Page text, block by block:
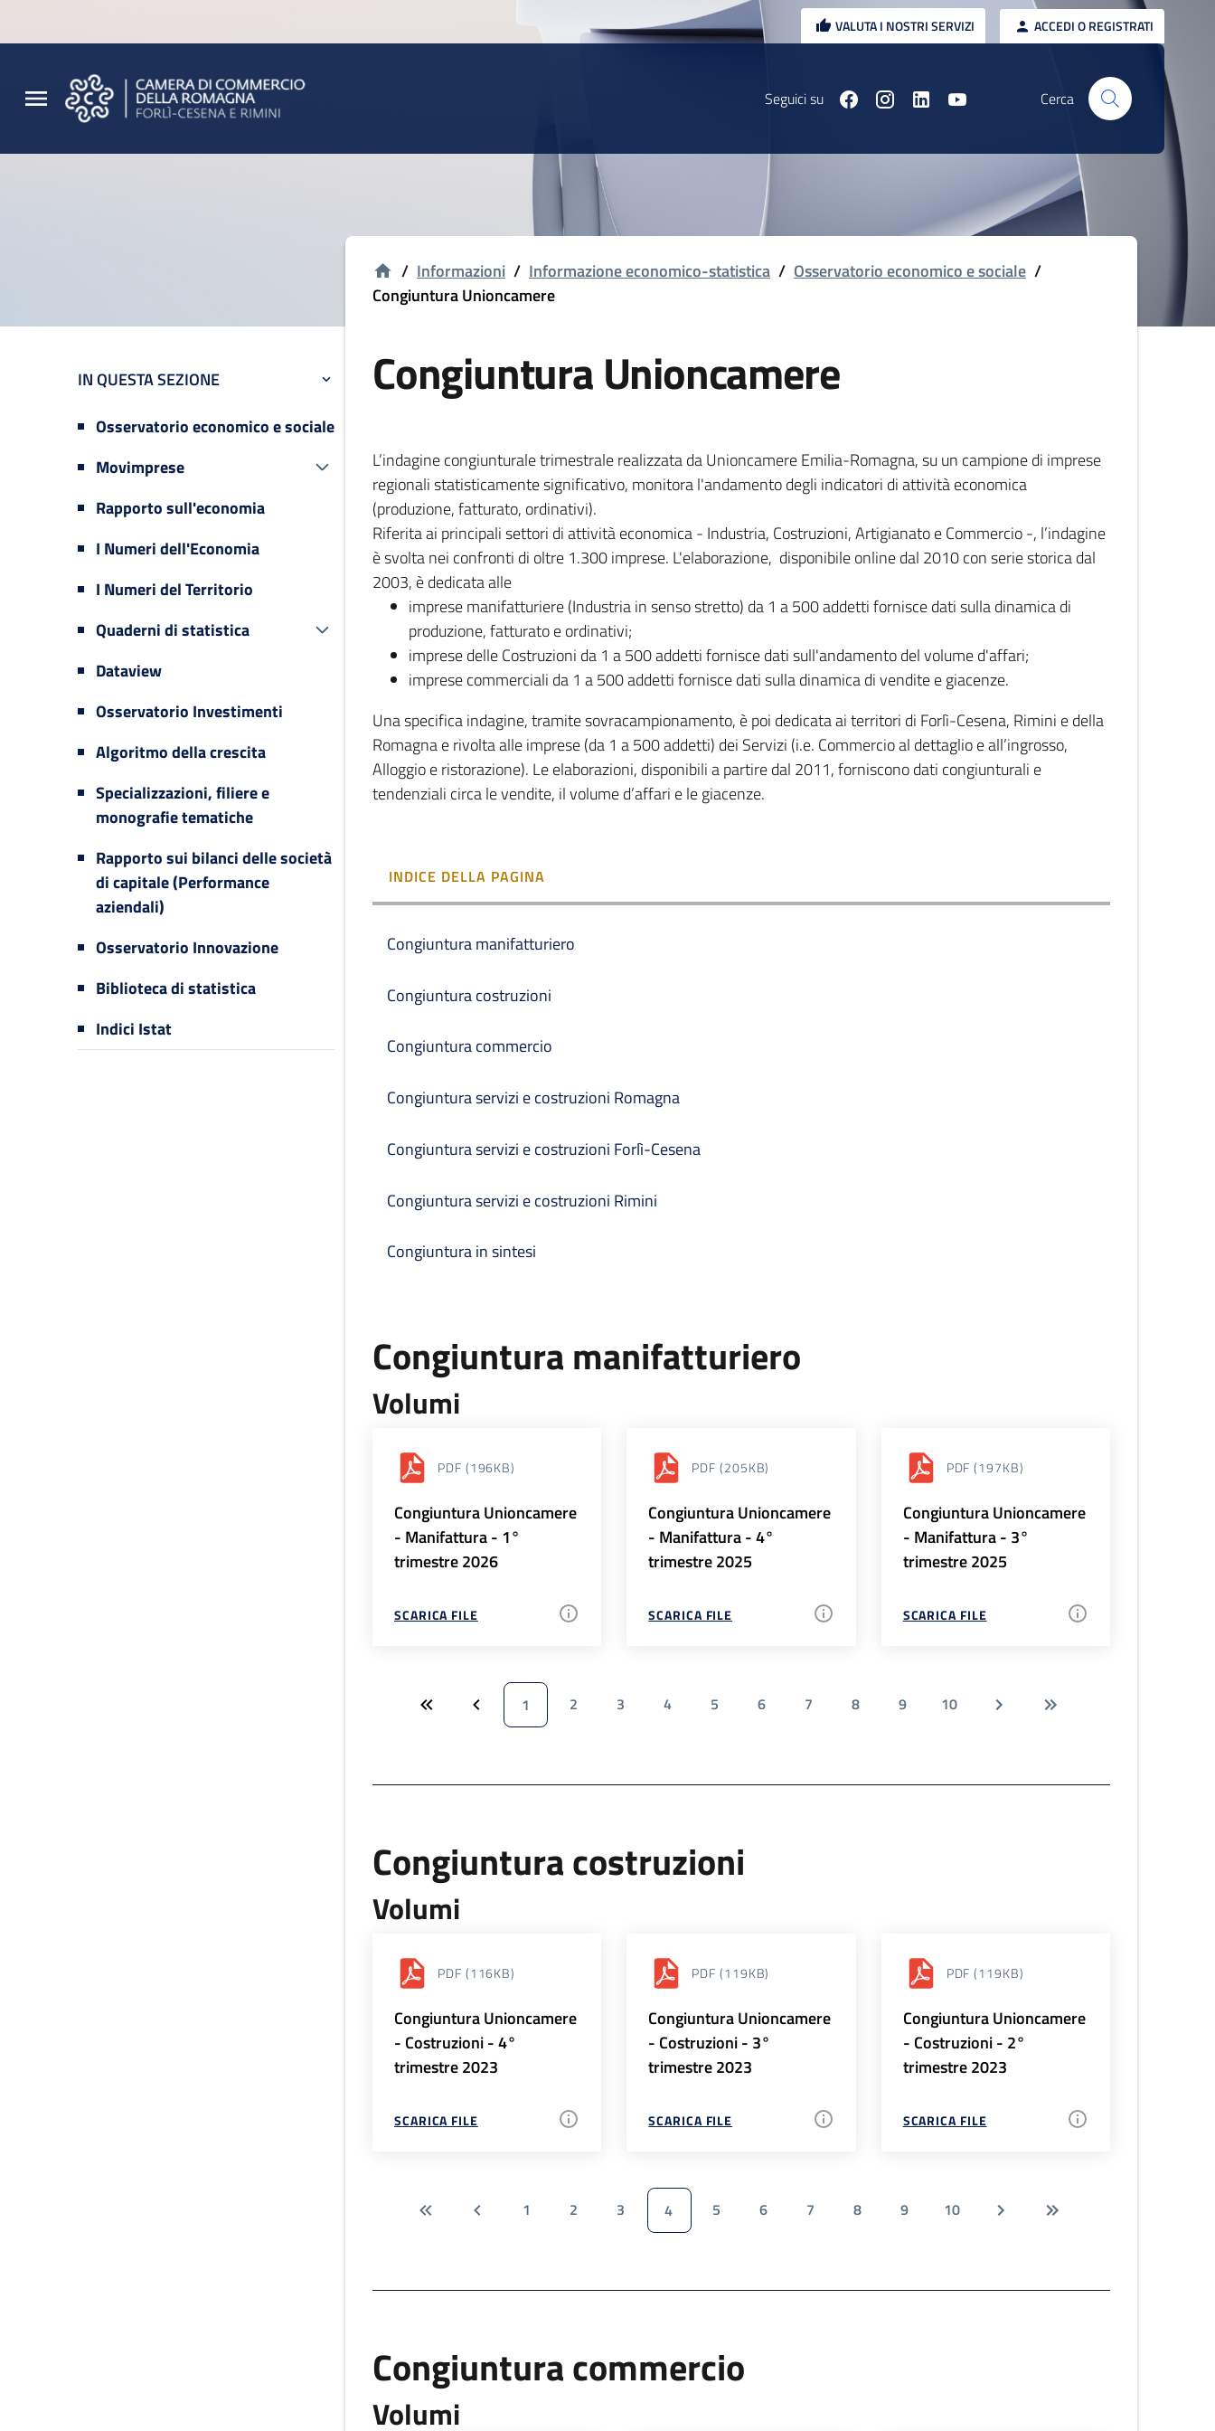
VALUTA I NOSTRI SERVIZI ACCEDI O REGISTRATI
Seguici su Cerca
IN QUESTA SEZIONE
Osservatorio economico e sociale
Movimprese
Rapporto sull'economia
I Numeri dell'Economia
I Numeri del Territorio
Quaderni di statistica
Dataview
Osservatorio Investimenti
Algoritmo della crescita
Specializzazioni, filiere e
monografie tematiche
Rapporto sui bilanci delle società
di capitale (Performance
aziendali)
Osservatorio Innovazione
Biblioteca di statistica
Indici Istat
/ Informazioni / Informazione economico-statistica / Osservatorio economico e sociale /
Congiuntura Unioncamere
Congiuntura Unioncamere
L’indagine congiunturale trimestrale realizzata da Unioncamere Emilia-Romagna, su un campione di imprese
regionali statisticamente significativo, monitora l'andamento degli indicatori di attività economica
(produzione, fatturato, ordinativi).
Riferita ai principali settori di attività economica - Industria, Costruzioni, Artigianato e Commercio -, l’indagine
è svolta nei confronti di oltre 1.300 imprese. L'elaborazione, disponibile online dal 2010 con serie storica dal
2003, è dedicata alle
imprese manifatturiere (Industria in senso stretto) da 1 a 500 addetti fornisce dati sulla dinamica di
produzione, fatturato e ordinativi;
imprese delle Costruzioni da 1 a 500 addetti fornisce dati sull'andamento del volume d'affari;
imprese commerciali da 1 a 500 addetti fornisce dati sulla dinamica di vendite e giacenze.
Una specifica indagine, tramite sovracampionamento, è poi dedicata ai territori di Forlì-Cesena, Rimini e della
Romagna e rivolta alle imprese (da 1 a 500 addetti) dei Servizi (i.e. Commercio al dettaglio e all’ingrosso,
Alloggio e ristorazione). Le elaborazioni, disponibili a partire dal 2011, forniscono dati congiunturali e
tendenziali circa le vendite, il volume d’affari e le giacenze.
INDICE DELLA PAGINA
Congiuntura manifatturiero
Congiuntura costruzioni
Congiuntura commercio
Congiuntura servizi e costruzioni Romagna
Congiuntura servizi e costruzioni Forlì-Cesena
Congiuntura servizi e costruzioni Rimini
Congiuntura in sintesi
Congiuntura manifatturiero
Volumi
PDF (196KB)
Congiuntura Unioncamere
- Manifattura - 1°
trimestre 2026
SCARICA FILE
PDF (205KB)
Congiuntura Unioncamere
- Manifattura - 4°
trimestre 2025
SCARICA FILE
PDF (197KB)
Congiuntura Unioncamere
- Manifattura - 3°
trimestre 2025
SCARICA FILE
1 2 3 4 5 6 7 8 9 10
Congiuntura costruzioni
Volumi
PDF (116KB)
Congiuntura Unioncamere
- Costruzioni - 4°
trimestre 2023
SCARICA FILE
PDF (119KB)
Congiuntura Unioncamere
- Costruzioni - 3°
trimestre 2023
SCARICA FILE
PDF (119KB)
Congiuntura Unioncamere
- Costruzioni - 2°
trimestre 2023
SCARICA FILE
1 2 3 4 5 6 7 8 9 10
Congiuntura commercio
Volumi